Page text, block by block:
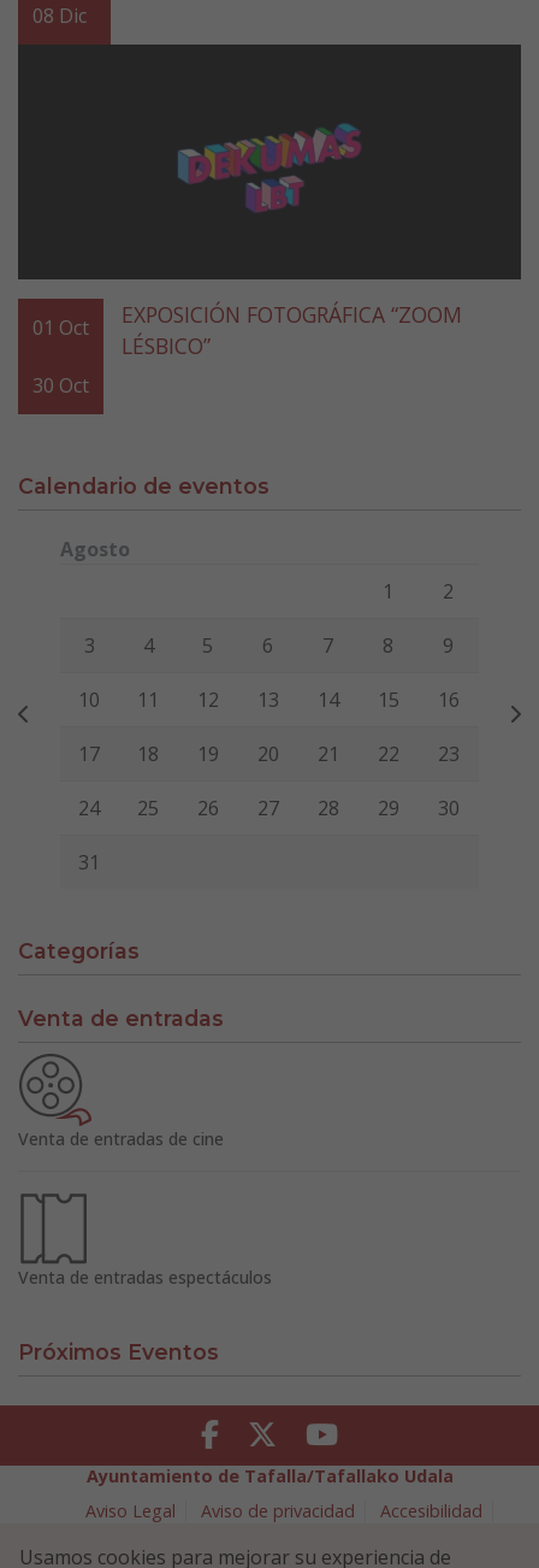
08 Dic
01 Oct
30 Oct
EXPOSICIÓN FOTOGRÁFICA “ZOOM
LÉSBICO”
Calendario de eventos
Agosto
Viernes Sábado
1 2
3 4 5 6 7 8 9
10 11 12 13 14 15 16
17 18 19 20 21 22 23
24 25 26 27 28 29 30
31
Categorías
Venta de entradas
Venta de entradas de cine
Venta de entradas espectáculos
Próximos Eventos
Facebook Twitter Youtube
Ayuntamiento de Tafalla/Tafallako Udala
Aviso Legal
Aviso de privacidad
Accesibilidad
Política de Seguridad de la Información
Usamos cookies para mejorar su experiencia de